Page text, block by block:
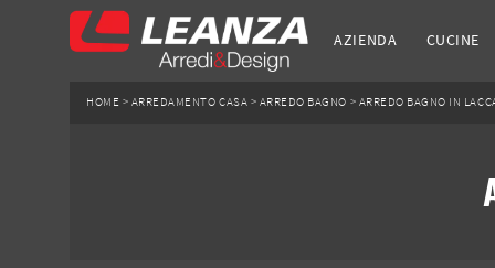
AZIENDA CUCINE
HOME > ARREDAMENTO CASA > ARREDO BAGNO > ARREDO BAGNO IN